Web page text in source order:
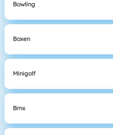
Bowling
Boxen
Minigolf
Bmx